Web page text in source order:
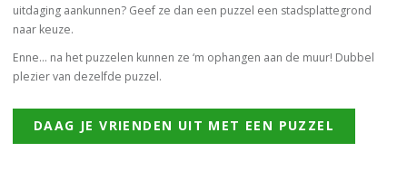
uitdaging aankunnen? Geef ze dan een puzzel een stadsplattegrond
naar keuze.
Enne… na het puzzelen kunnen ze ‘m ophangen aan de muur! Dubbel
plezier van dezelfde puzzel.
DAAG JE VRIENDEN UIT MET EEN PUZZEL